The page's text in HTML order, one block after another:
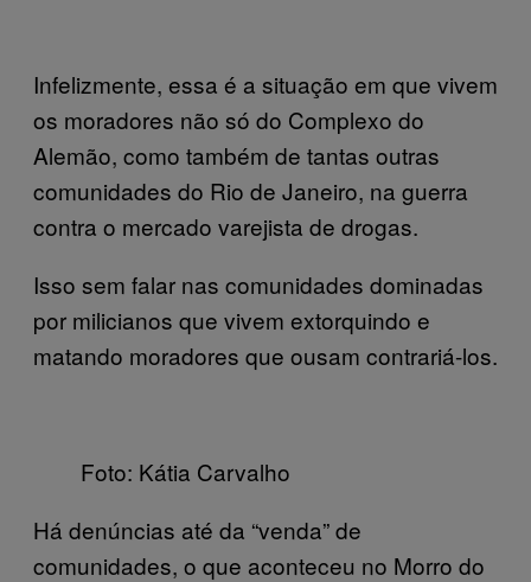
Infelizmente, essa é a situação em que vivem
os moradores não só do Complexo do
Alemão, como também de tantas outras
comunidades do Rio de Janeiro, na guerra
contra o mercado varejista de drogas.
Isso sem falar nas comunidades dominadas
por milicianos que vivem extorquindo e
matando moradores que ousam contrariá-los.
Foto: Kátia Carvalho
Há denúncias até da “venda” de
comunidades, o que aconteceu no Morro do